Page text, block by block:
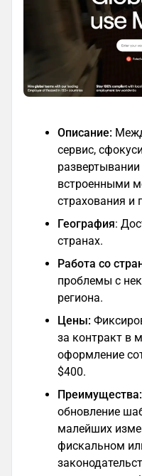
Описание:
сервис,
встроенными
страхования и
География:
странах.
Работа со
проблемы с
региона.
Цены:
за контракт в
оформление
$400.
Преимущества:
обновление
малейших
фискальном